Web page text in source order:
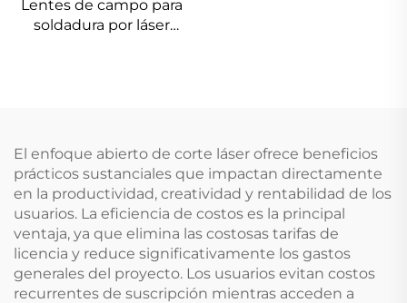
Lentes de campo para
soldadura por láser
El enfoque abierto de corte láser ofrece beneficios
prácticos sustanciales que impactan directamente
en la productividad, creatividad y rentabilidad de los
usuarios. La eficiencia de costos es la principal
ventaja, ya que elimina las costosas tarifas de
licencia y reduce significativamente los gastos
generales del proyecto. Los usuarios evitan costos
recurrentes de suscripción mientras acceden a